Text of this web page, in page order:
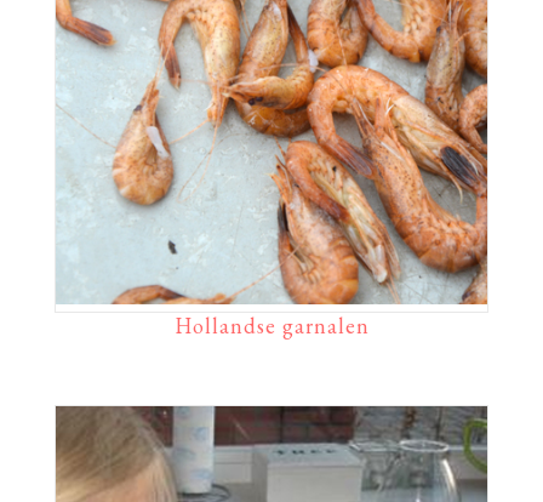
Hollandse garnalen